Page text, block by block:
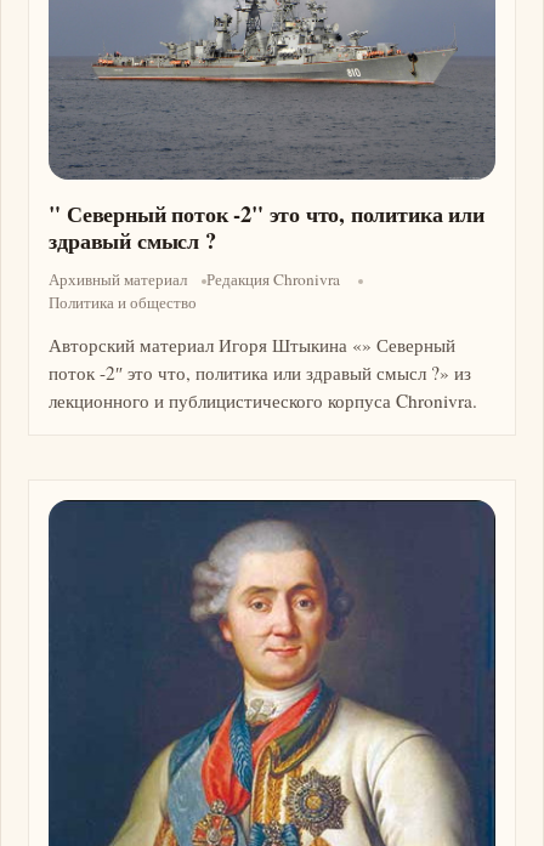
" Северный поток -2" это что, политика или
здравый смысл ?
Архивный материал
Редакция Chronivra
Политика и общество
Авторский материал Игоря Штыкина «» Северный
поток -2″ это что, политика или здравый смысл ?» из
лекционного и публицистического корпуса Chronivra.
Изображение